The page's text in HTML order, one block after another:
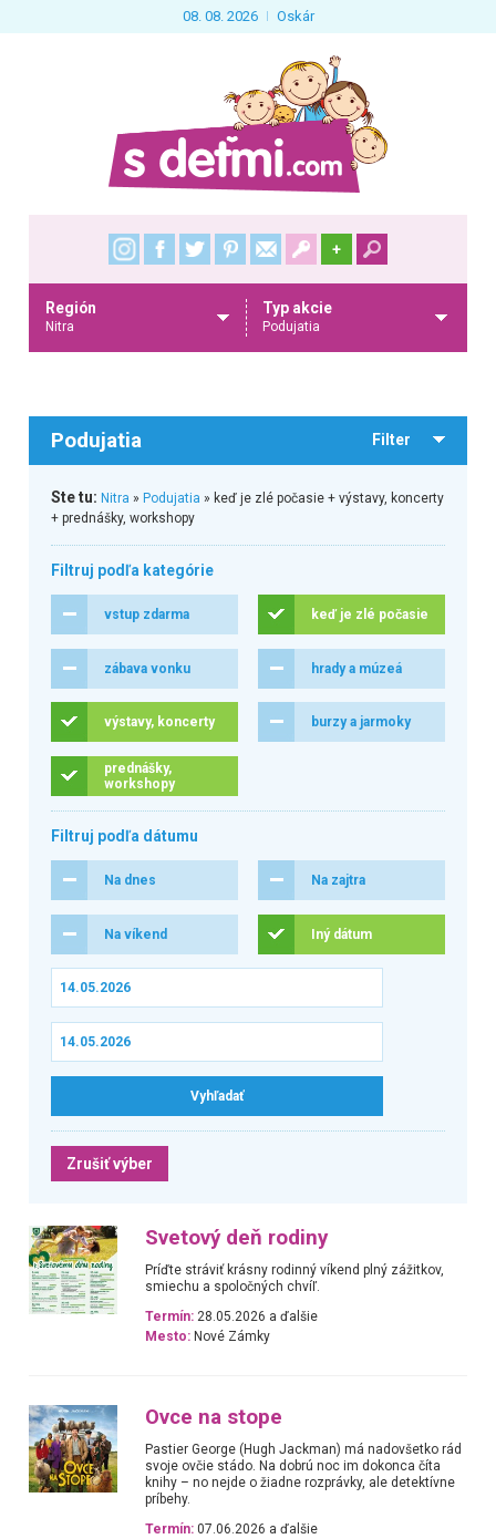
08. 08. 2026 Oskár
+
Región
Nitra
Typ akcie
Podujatia
Podujatia Filter
Ste tu: Nitra » Podujatia » keď je zlé počasie + výstavy, koncerty
+ prednášky, workshopy
Filtruj podľa kategórie
vstup zdarma keď je zlé počasie
zábava vonku hrady a múzeá
výstavy, koncerty burzy a jarmoky
prednášky,
workshopy
Filtruj podľa dátumu
Na dnes Na zajtra
Na víkend Iný dátum
Zrušiť výber
Svetový deň rodiny
Príďte stráviť krásny rodinný víkend plný zážitkov,
smiechu a spoločných chvíľ.
Termín: 28.05.2026 a ďalšie
Mesto: Nové Zámky
Ovce na stope
Pastier George (Hugh Jackman) má nadovšetko rád
svoje ovčie stádo. Na dobrú noc im dokonca číta
knihy – no nejde o žiadne rozprávky, ale detektívne
príbehy.
Termín: 07.06.2026 a ďalšie